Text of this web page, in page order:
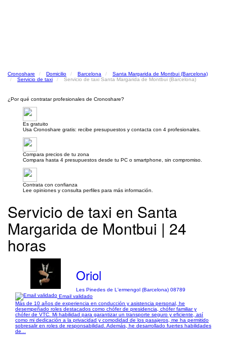
Cronoshare Domicilio Barcelona
Santa Margarida de Montbui (Barcelona)
Servicio de taxi
Servicio de taxi Santa Margarida de Montbui (Barcelona)
¿Por qué contratar profesionales de Cronoshare?
Es gratuito
Usa Cronoshare gratis: recibe presupuestos y contacta con 4 profesionales.
Compara precios de tu zona
Compara hasta 4 presupuestos desde tu PC o smartphone, sin compromiso.
Contrata con confianza
Lee opiniones y consulta perfiles para más información.
Servicio de taxi en Santa
Margarida de Montbui | 24
horas
Oriol
Les Pinedes de L'ermengol (Barcelona) 08789
Email validado
Más de 10 años de experiencia en conducción y asistencia personal, he
desempeñado roles destacados como chófer de presidencia, chófer familiar y
chófer de VTC. Mi habilidad para garantizar un transporte seguro y eficiente, así
como mi dedicación a la privacidad y comodidad de los pasajeros, me ha permitido
sobresalir en roles de responsabilidad. Además, he desarrollado fuertes habilidades
de...